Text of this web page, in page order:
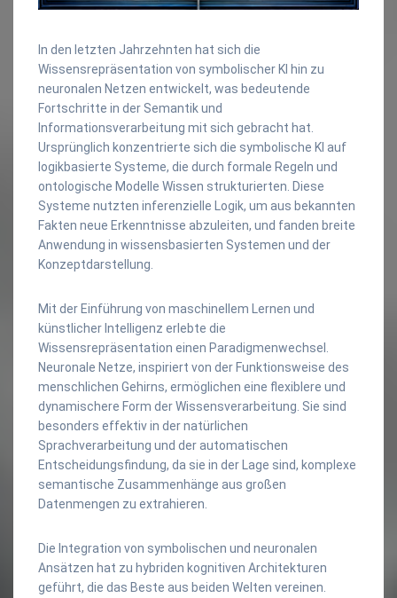
In den letzten Jahrzehnten hat sich die
Wissensrepräsentation von symbolischer KI hin zu
neuronalen Netzen entwickelt, was bedeutende
Fortschritte in der Semantik und
Informationsverarbeitung mit sich gebracht hat.
Ursprünglich konzentrierte sich die symbolische KI auf
logikbasierte Systeme, die durch formale Regeln und
ontologische Modelle Wissen strukturierten. Diese
Systeme nutzten inferenzielle Logik, um aus bekannten
Fakten neue Erkenntnisse abzuleiten, und fanden breite
Anwendung in wissensbasierten Systemen und der
Konzeptdarstellung.
Mit der Einführung von maschinellem Lernen und
künstlicher Intelligenz erlebte die
Wissensrepräsentation einen Paradigmenwechsel.
Neuronale Netze, inspiriert von der Funktionsweise des
menschlichen Gehirns, ermöglichen eine flexiblere und
dynamischere Form der Wissensverarbeitung. Sie sind
besonders effektiv in der natürlichen
Sprachverarbeitung und der automatischen
Entscheidungsfindung, da sie in der Lage sind, komplexe
semantische Zusammenhänge aus großen
Datenmengen zu extrahieren.
Die Integration von symbolischen und neuronalen
Ansätzen hat zu hybriden kognitiven Architekturen
geführt, die das Beste aus beiden Welten vereinen.